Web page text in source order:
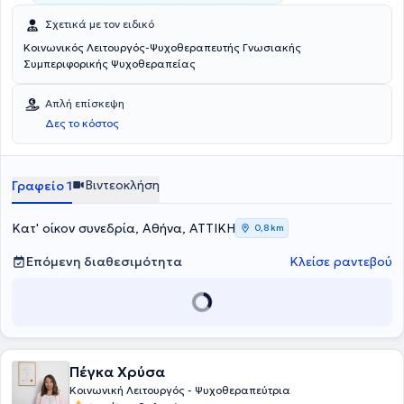
Σχετικά με τον ειδικό
Κοινωνικός Λειτουργός-Ψυχοθεραπευτής Γνωσιακής
Συμπεριφορικής Ψυχοθεραπείας
Απλή επίσκεψη
Δες το κόστος
Γραφείο 1 Βιντεοκλήση
Κατ' οίκον συνεδρία, Αθήνα, ΑΤΤΙΚΗ 0,8 km
Επόμενη διαθεσιμότητα Κλείσε ραντεβού
Πέγκα Χρύσα
Κοινωνική Λειτουργός - Ψυχοθεραπεύτρια